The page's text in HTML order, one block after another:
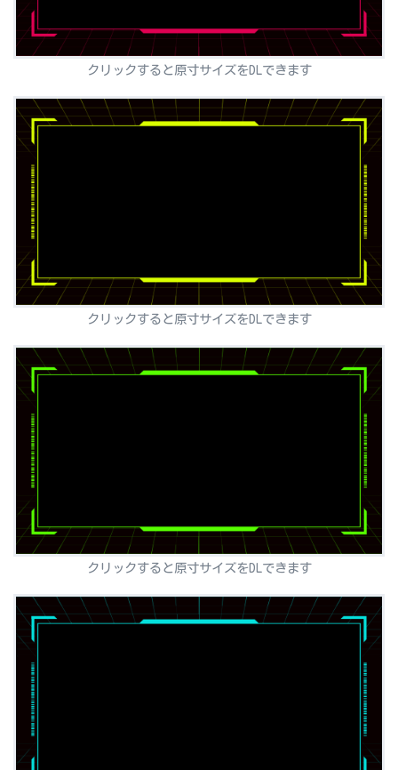
クリックすると原寸サイズをDLできます
クリックすると原寸サイズをDLできます
クリックすると原寸サイズをDLできます